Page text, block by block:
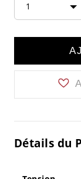
1
Détails du